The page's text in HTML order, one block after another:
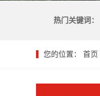
热门关键词：
您的位置： 首页